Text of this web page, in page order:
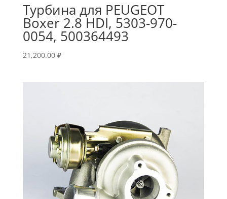
Турбина для PEUGEOT
Boxer 2.8 HDI, 5303-970-
0054, 500364493
21,200.00 ₽